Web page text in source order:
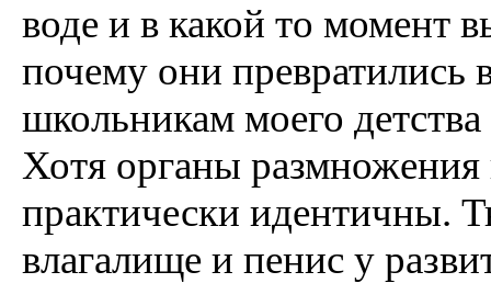
воде и в какой то момент
почему они превратились
школьникам моего
Хотя органы
практически идентичны.
влагалище и пенис у